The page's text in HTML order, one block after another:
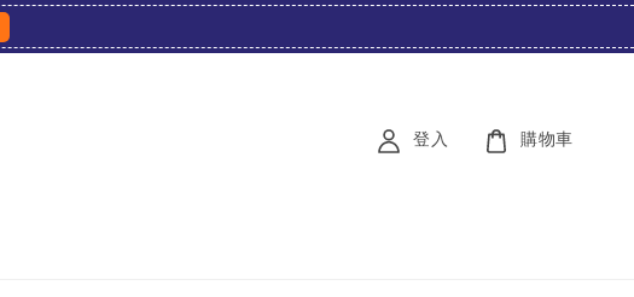
登入 購物車